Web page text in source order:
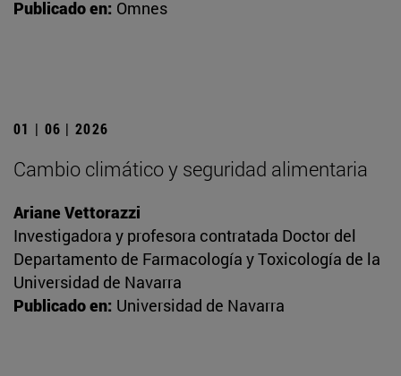
Publicado en: Omnes
01 | 06 | 2026
Cambio climático y seguridad alimentaria
Ariane Vettorazzi
Investigadora y profesora contratada Doctor del
Departamento de Farmacología y Toxicología de la
Universidad de Navarra
Publicado en: Universidad de Navarra